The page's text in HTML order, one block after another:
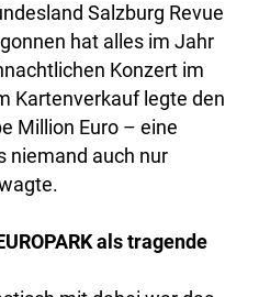
Salzburg Revue
hat alles im Jahr
Konzert im
Kartenverkauf legte den
Million Euro – eine
niemand auch nur
als tragende